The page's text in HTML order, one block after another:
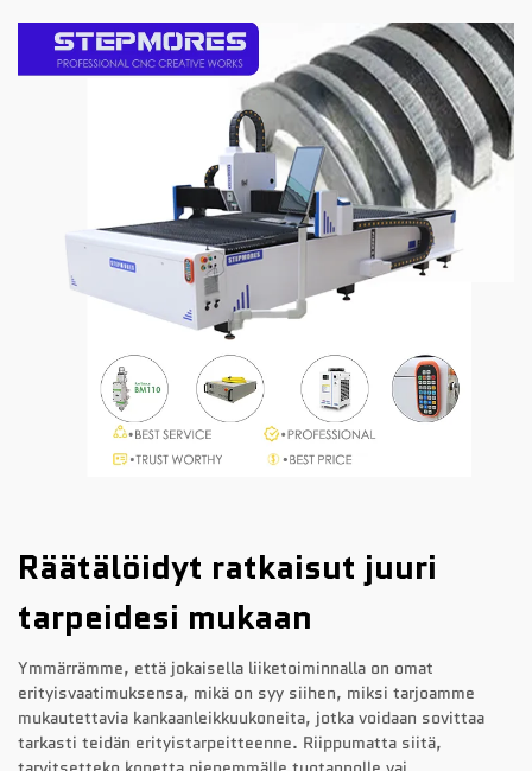
Räätälöidyt ratkaisut juuri
tarpeidesi mukaan
Ymmärrämme, että jokaisella liiketoiminnalla on omat
erityisvaatimuksensa, mikä on syy siihen, miksi tarjoamme
mukautettavia kankaanleikkuukoneita, jotka voidaan sovittaa
tarkasti teidän erityistarpeitteenne. Riippumatta siitä,